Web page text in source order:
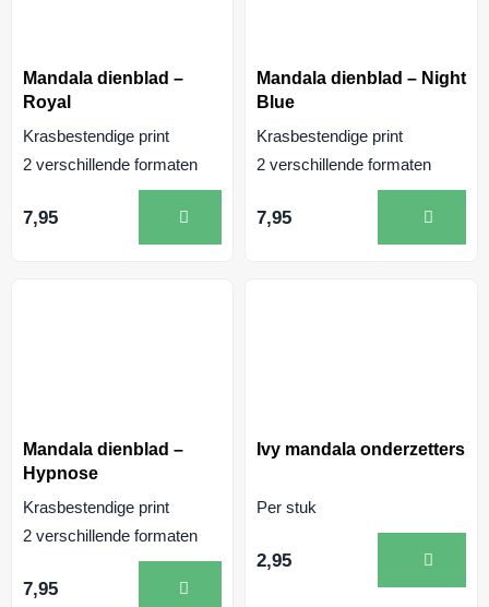
Mandala dienblad –
Royal
Krasbestendige print
2 verschillende formaten
7,95
Mandala dienblad – Night
Blue
Krasbestendige print
2 verschillende formaten
7,95
Mandala dienblad –
Hypnose
Krasbestendige print
2 verschillende formaten
7,95
Ivy mandala onderzetters
Per stuk
2,95